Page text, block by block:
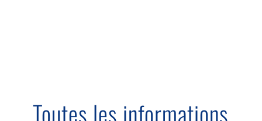
Toutes les informations